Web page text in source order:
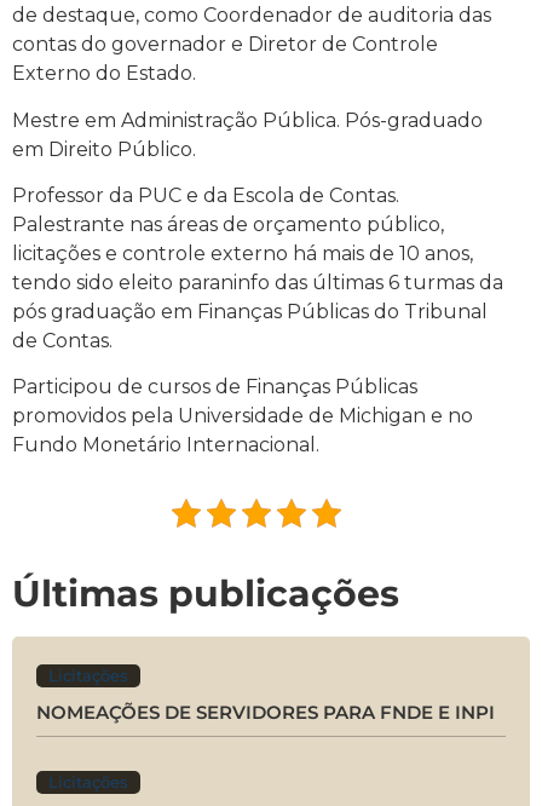
de destaque, como Coordenador de auditoria das
contas do governador e Diretor de Controle
Externo do Estado.
Mestre em Administração Pública. Pós-graduado
em Direito Público.
Professor da PUC e da Escola de Contas.
Palestrante nas áreas de orçamento público,
licitações e controle externo há mais de 10 anos,
tendo sido eleito paraninfo das últimas 6 turmas da
pós graduação em Finanças Públicas do Tribunal
de Contas.
Participou de cursos de Finanças Públicas
promovidos pela Universidade de Michigan e no
Fundo Monetário Internacional.
Últimas publicações
Licitações
NOMEAÇÕES DE SERVIDORES PARA FNDE E INPI
Licitações